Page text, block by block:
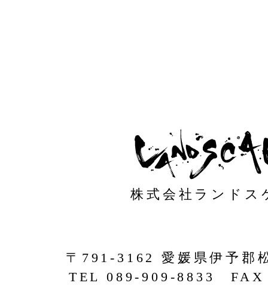
〒791-3162 愛媛県伊予郡
TEL 089-909-8833 FAX
株式会社ランドス